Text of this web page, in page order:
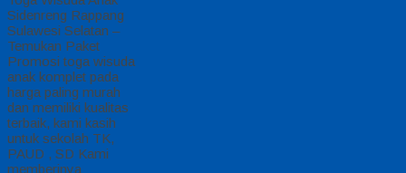
Sidenreng Rappang
Sulawesi Selatan –
Temukan Paket
Promosi toga wisuda
anak komplet pada
harga paling murah
dan memiliki kualitas
terbaik, kami kasih
untuk sekolah TK,
PAUD , SD Kami
memberinya